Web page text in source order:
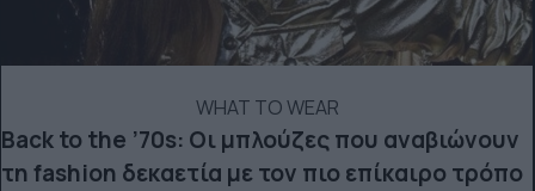
WHAT TO WEAR
Back to the ’70s: Οι μπλούζες που αναβιώνουν
τη fashion δεκαετία με τον πιο επίκαιρο τρόπο